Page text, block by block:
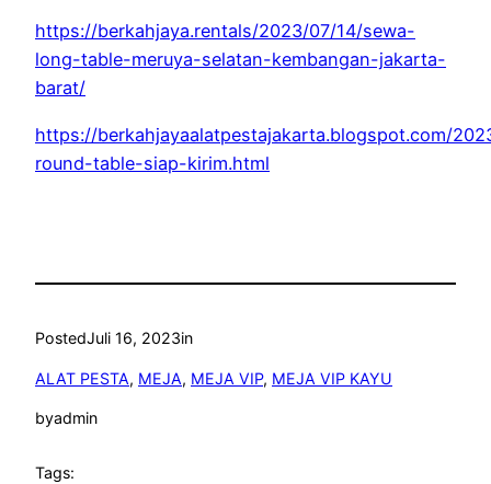
https://berkahjaya.rentals/2023/07/14/sewa-
long-table-meruya-selatan-kembangan-jakarta-
barat/
https://berkahjayaalatpestajakarta.blogspot.com/
round-table-siap-kirim.html
PostedJuli 16, 2023in
ALAT PESTA, MEJA, MEJA VIP, MEJA VIP KAYU
byadmin
Tags: